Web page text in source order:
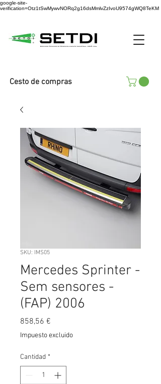
google-site-
verification=Otz1tSwMywvNORq2g16dsMmlvZzIvoU9574gWQ8TeKM
Cesto de compras
SKU: IMS05
Mercedes Sprinter -
Sem sensores -
(FAP) 2006
858,56 €
Impuesto excluido
Cantidad *